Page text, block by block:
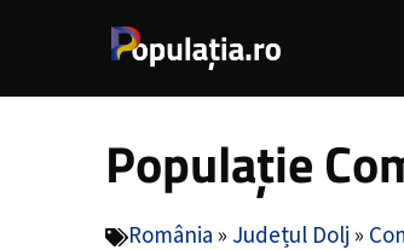
Populație
România » Județul Dolj »